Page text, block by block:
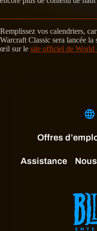
Remplissez vos calendriers,
Warcraft Classic sera lancée
œil sur le site officiel de World